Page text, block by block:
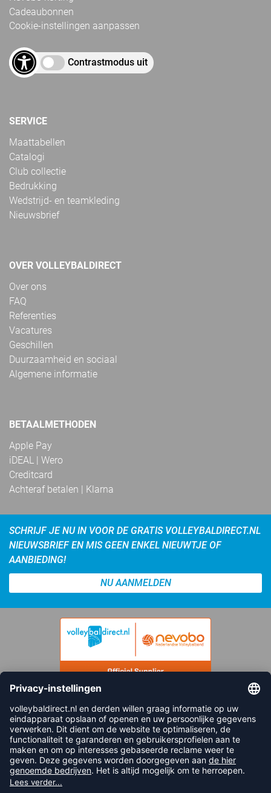
Cadeaubonnen
Cookie-instellingen aanpassen
Contrastmodus uit
SERVICE
Maattabellen
Catalogi
Club collectie
Bedrukking
Wedstrijd- en teamkleding
Nieuwsbrief
OVER VOLLEYBALDIRECT
Over ons
FAQ
Referenties
Vacatures
Geschillen
Duurzaamheid en sociaal
Algemene informatie
BETAALMETHODEN
Apple Pay
iDEAL | Wero
Creditcard
Achteraf betalen | Klarna
SCHRIJF JE NU IN VOOR DE GRATIS VOLLEYBALDIRECT.NL
NIEUWSBRIEF EN MIS GEEN ENKEL NIEUWTJE OF
AANBIEDING!
NU AANMELDEN
FOLLOW US